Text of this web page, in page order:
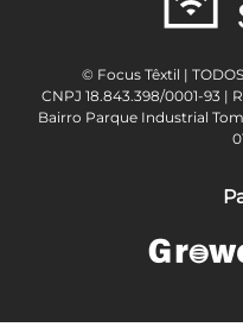
© Focus Têxtil |
CNPJ 18.843.398/0001-93 |
Bairro Parque Industrial